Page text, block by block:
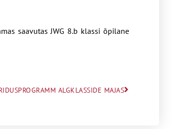
saavutas JWG 8.b klassi õpilane
ALGKLASSIDE MAJAS